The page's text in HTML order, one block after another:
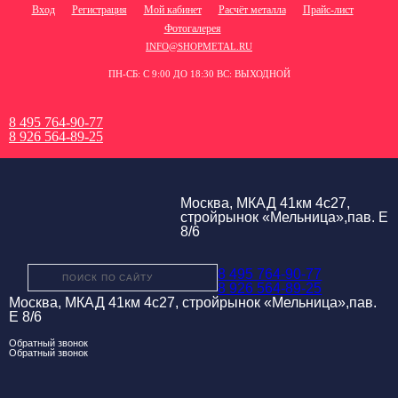
Вход Регистрация Мой кабинет Расчёт металла
Прайс-лист
Фотогалерея
INFO@SHOPMETAL.RU
ПН-СБ: С 9:00 ДО 18:30 ВС: ВЫХОДНОЙ
8 495 764-90-77
8 926 564-89-25
Москва, МКАД 41км 4с27,
стройрынок «Мельница»,пав. Е
8/6
8 495 764-90-77
8 926 564-89-25
Москва, МКАД 41км 4с27, стройрынок «Мельница»,пав.
Е 8/6
Обратный звонок
Обратный звонок